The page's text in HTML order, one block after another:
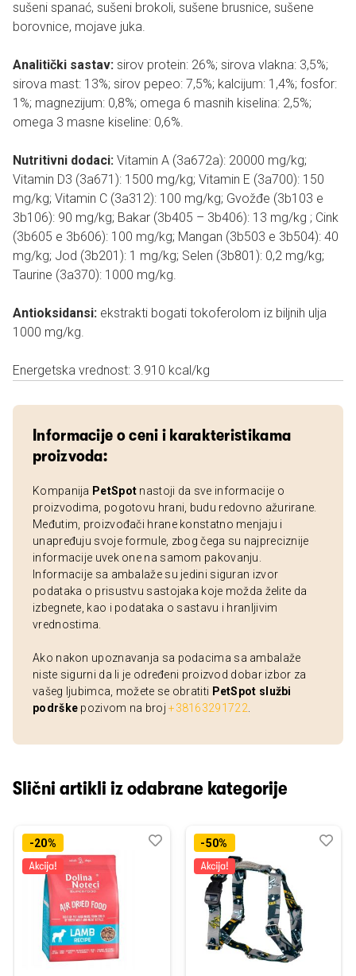
sušeni spanać, sušeni brokoli, sušene brusnice, sušene
borovnice, mojave juka.
Analitički sastav: sirov protein: 26%; sirova vlakna: 3,5%;
sirova mast: 13%; sirov pepeo: 7,5%; kalcijum: 1,4%; fosfor:
1%; magnezijum: 0,8%; omega 6 masnih kiselina: 2,5%;
omega 3 masne kiseline: 0,6%.
Nutritivni dodaci: Vitamin A (3a672a): 20000 mg/kg;
Vitamin D3 (3a671): 1500 mg/kg; Vitamin E (3a700): 150
mg/kg; Vitamin C (3a312): 100 mg/kg; Gvožđe (3b103 e
3b106): 90 mg/kg; Bakar (3b405 – 3b406): 13 mg/kg ; Cink
(3b605 e 3b606): 100 mg/kg; Mangan (3b503 e 3b504): 40
mg/kg; Jod (3b201): 1 mg/kg; Selen (3b801): 0,2 mg/kg;
Taurine (3a370): 1000 mg/kg.
Antioksidansi: ekstrakti bogati tokoferolom iz biljnih ulja
1000 mg/kg.
Energetska vrednost: 3.910 kcal/kg
Informacije o ceni i karakteristikama
proizvoda:
Kompanija PetSpot nastoji da sve informacije o
proizvodima, pogotovu hrani, budu redovno ažurirane.
Međutim, proizvođači hrane konstatno menjaju i
unapređuju svoje formule, zbog čega su najpreciznije
informacije uvek one na samom pakovanju.
Informacije sa ambalaže su jedini siguran izvor
podataka o prisustvu sastojaka koje možda želite da
izbegnete, kao i podataka o sastavu i hranljivim
vrednostima.
Ako nakon upoznavanja sa podacima sa ambalaže
niste sigurni da li je određeni proizvod dobar izbor za
vašeg ljubimca, možete se obratiti PetSpot službi
podrške pozivom na broj+38163291722
Slični artikli iz odabrane kategorije
-20%
Dodaj
Uporedi-50%